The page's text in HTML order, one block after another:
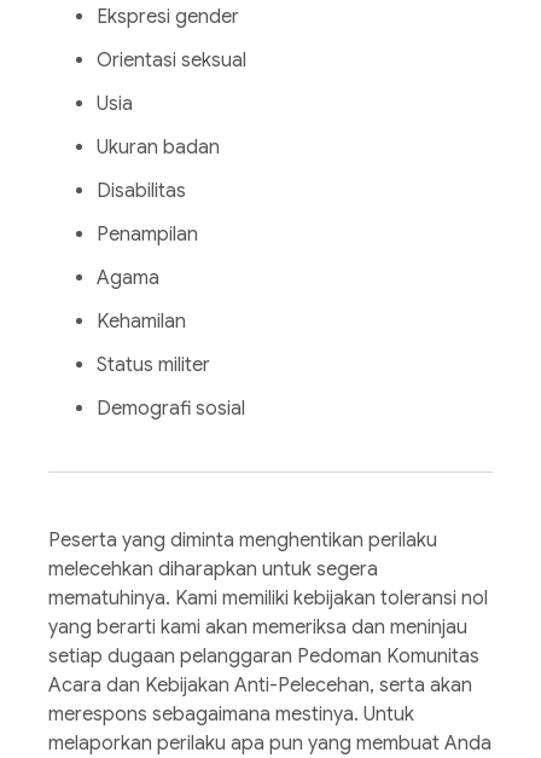
Ekspresi gender
Orientasi seksual
Usia
Ukuran badan
Disabilitas
Penampilan
Agama
Kehamilan
Status militer
Demografi sosial
Peserta yang diminta menghentikan perilaku
melecehkan diharapkan untuk segera
mematuhinya. Kami memiliki kebijakan toleransi nol
yang berarti kami akan memeriksa dan meninjau
setiap dugaan pelanggaran Pedoman Komunitas
Acara dan Kebijakan Anti-Pelecehan, serta akan
merespons sebagaimana mestinya. Untuk
melaporkan perilaku apa pun yang membuat Anda